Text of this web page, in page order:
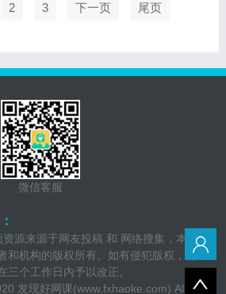
2 3 下一页 尾页
微信客服
源来源于网友投稿 和 网络搜集，本站尊
和机构的版权所有。如有侵犯版权，请立
三个工作日内予以改正。
发现好网课(www.fxhaoke.com) All